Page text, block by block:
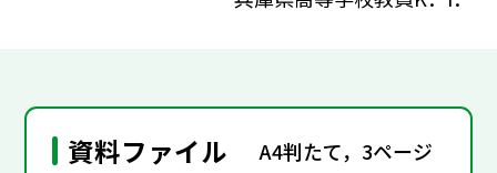
資料ファイル A4判たて，3ページ